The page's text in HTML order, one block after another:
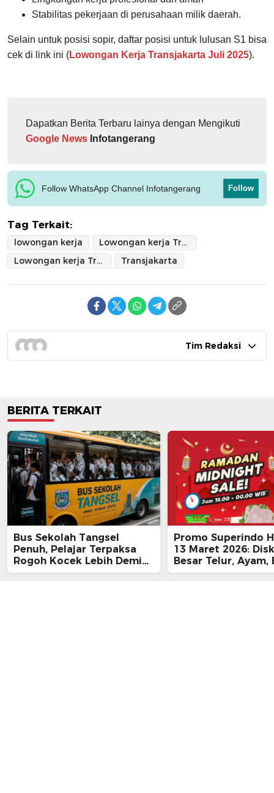
Stabilitas pekerjaan di perusahaan milik daerah.
Selain untuk posisi sopir, daftar posisi untuk lulusan S1 bisa
cek di link ini (Lowongan Kerja Transjakarta Juli 2025).
Dapatkan Berita Terbaru lainya dengan Mengikuti
Google News Infotangerang
Follow WhatsApp Channel Infotangerang Follow
Tag Terkait:
lowongan kerja
Lowongan kerja Transjakarta Juli 2025
Lowongan kerja Transjakarta Sopir bus
Transjakarta
Tim Redaksi
BERITA TERKAIT
Bus Sekolah Tangsel
Penuh, Pelajar Terpaksa
Rogoh Kocek Lebih Demi
Tiba Tepat Waktu
Promo Superindo
13 Maret 2026:
Besar Telur, Ayam,
hingga Daging,